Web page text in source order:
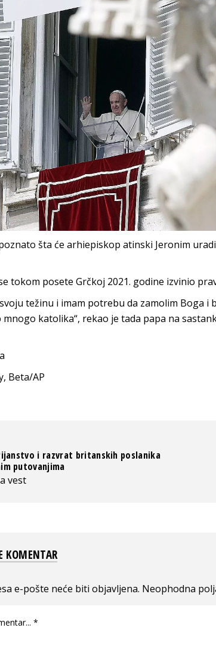
šta će arhiepiskop atinski Jeronim
tokom posete Grčkoj 2021. godine izvinio
težinu i imam potrebu da zamolim Boga i
katolika“, rekao je tada papa na
Beta/AP
i razvrat britanskih poslanika
putovanjima
vest
KOMENTAR
e-pošte neće biti objavljena. Neophodna